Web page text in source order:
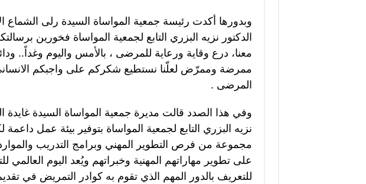
وبدورها أكدت رئيسة جمعية المواساة السيدة رلى الشماع
الدكتور نزيه البزري التابع لجمعية المواساة فخورين
معنا، درع وقاية ورعاية للمرضى ، بالأمس واليوم وغداً..
ممرضة وممرّض لعلّنا نستطيع شكركم على واجبكم
المرضى .
وفي هذا الصدد قالت مديرة جمعية المواساة السيدة غايدة
نزيه البزري التابع لجمعية المواساة بتوفير بيئة عمل داعمة
مجموعة من فرص التطوير المهني وبرامج التدريب
على تطوير مهاراتهم المهنية وخبراتهم ويُعد اليوم العالمي
للتعريف بالدور المهم الذي تقوم به كوادر التمريض في